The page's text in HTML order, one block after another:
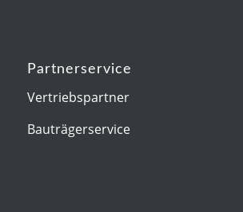
Partnerservice
Vertriebspartner
Bauträgerservice